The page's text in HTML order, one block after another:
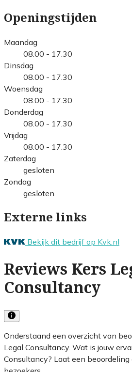
Openingstijden
Maandag
08.00 - 17.30
Dinsdag
08.00 - 17.30
Woensdag
08.00 - 17.30
Donderdag
08.00 - 17.30
Vrijdag
08.00 - 17.30
Zaterdag
gesloten
Zondag
gesloten
Externe links
Bekijk dit bedrijf op Kvk.nl
Reviews Kers
Consultancy
Onderstaand een overzicht van
Legal Consultancy. Wat is jouw
Consultancy? Laat een